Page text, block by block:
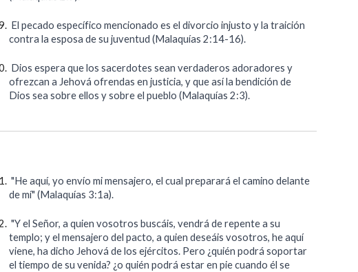
El pecado específico mencionado es el divorcio injusto y la traición
contra la esposa de su juventud (Malaquías 2:14-16).
Dios espera que los sacerdotes sean verdaderos adoradores y
ofrezcan a Jehová ofrendas en justicia, y que así la bendición de
Dios sea sobre ellos y sobre el pueblo (Malaquías 2:3).
"He aquí, yo envío mi mensajero, el cual preparará el camino delante
de mí" (Malaquías 3:1a).
"Y el Señor, a quien vosotros buscáis, vendrá de repente a su
templo; y el mensajero del pacto, a quien deseáis vosotros, he aquí
viene, ha dicho Jehová de los ejércitos. Pero ¿quién podrá soportar
el tiempo de su venida? ¿o quién podrá estar en pie cuando él se